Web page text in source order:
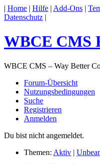
| Home | Hilfe | Add-Ons |
Datenschutz |
WBCE CMS
WBCE CMS – Way Better
Forum-Übersicht
Nutzungsbedingungen
Suche
Registrieren
Anmelden
Du bist nicht angemeldet.
Themen: Aktiv |